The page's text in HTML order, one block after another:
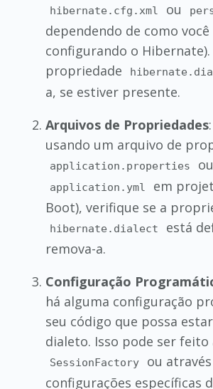
hibernate.cfg.xml ou
dependendo de como você
configurando o
propriedade
a, se estiver presente.
Arquivos de Propriedades
usando um arquivo de
application.properties ou
application.yml
em
Boot), verifique se a
hibernate.dialect
está
remova-a.
Configuração
há alguma configuração
seu código que possa
dialeto. Isso pode ser
SessionFactory
ou
configurações específicas